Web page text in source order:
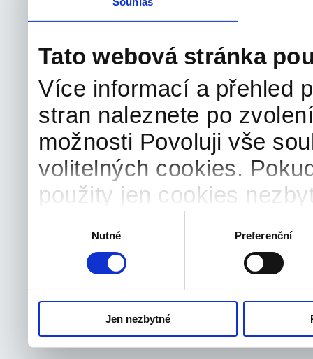
Tato webová stránka
Více informací a přehled
stran naleznete po
možnosti Povoluji vše
volitelných cookies.
použity jen cookies
odvolat.
Nutné Preferenční
Jen nezbytné